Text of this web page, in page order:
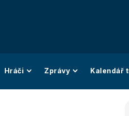
Hráči Zprávy Kalendář